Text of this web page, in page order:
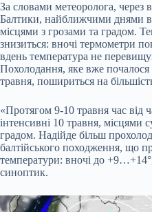
За словами метеоролога, через
Балтики, найближчими днями в
місцями з грозами та градом.
знизиться: вночі термометри
вдень температура не
Похолодання, яке вже почалося
травня, пошириться на
«Протягом 9-10 травня час від
інтенсивні 10 травня, місцями
градом. Надійде більш
балтійського походження, що
температури: вночі до
синоптик.